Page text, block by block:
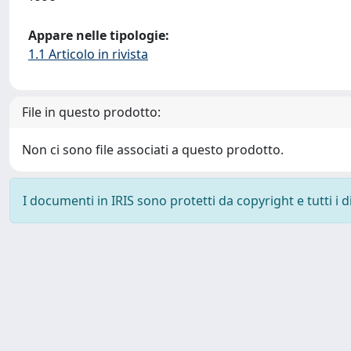
Appare nelle tipologie:
1.1 Articolo in rivista
File in questo prodotto:
Non ci sono file associati a questo prodotto.
I documenti in IRIS sono protetti da copyright e tutti i